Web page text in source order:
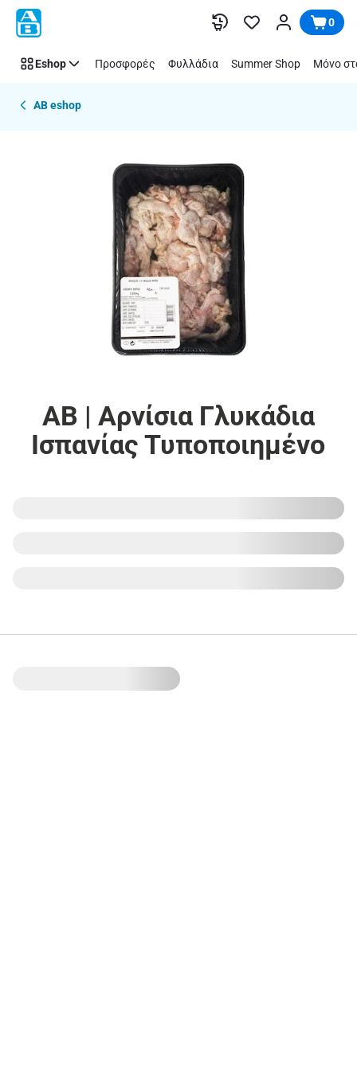
Παράλειψη 0
Eshop Προσφορές Φυλλάδια Summer Shop Μόνο
AB eshop
ΑΒ | Αρνίσια Γλυκάδια
Ισπανίας Τυποποιημένο